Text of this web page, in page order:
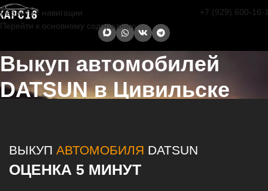
Перейти к навигации
Перейти к основному содержанию
+7 (929) 600-16-
Выкуп автомобилей
DATSUN в Цивильске
ВЫКУП АВТОМОБИЛЯ DATSUN
ОЦЕНКА 5 МИНУТ